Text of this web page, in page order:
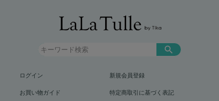
ログイン 新規会員登録
お買い物ガイド 特定商取引に基づく表記